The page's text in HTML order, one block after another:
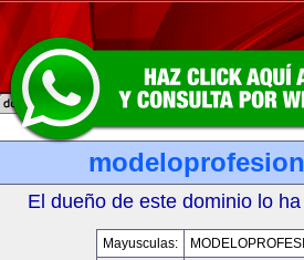
El dueño de este dominio lo
Mayusculas: